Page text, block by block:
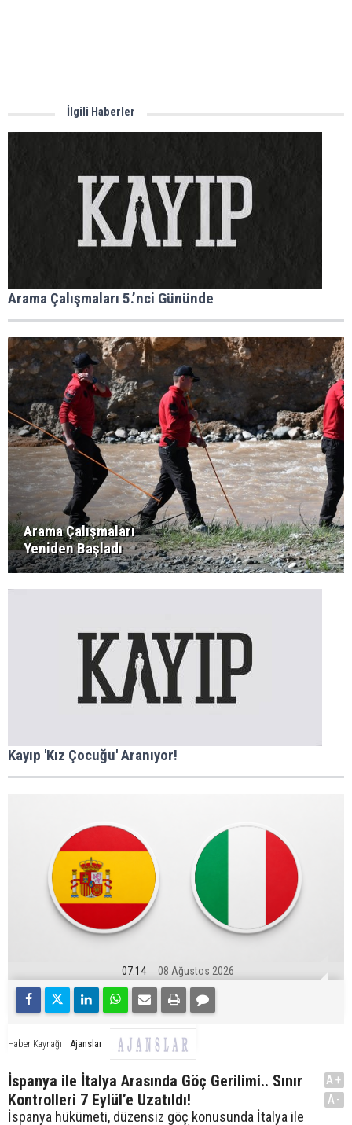
İlgili Haberler
Arama Çalışmaları 5.’nci Gününde
Arama Çalışmaları
Yeniden Başladı
Kayıp 'Kız Çocuğu' Aranıyor!
07:14 08 Ağustos 2026
Haber Kaynağı Ajanslar
İspanya ile İtalya Arasında Göç Gerilimi.. Sınır
Kontrolleri 7 Eylül’e Uzatıldı!
İspanya hükümeti, düzensiz göç konusunda İtalya ile
A+
A-